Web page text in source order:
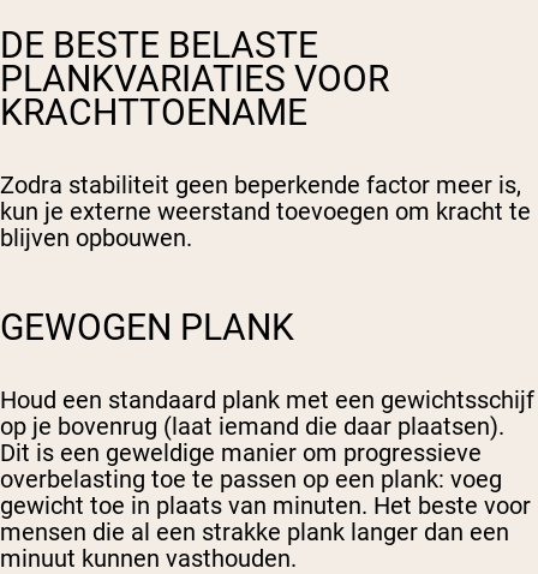
DE BESTE BELASTE
PLANKVARIATIES VOOR
KRACHTTOENAME
Zodra stabiliteit geen beperkende factor meer is,
kun je externe weerstand toevoegen om kracht te
blijven opbouwen.
GEWOGEN PLANK
Houd een standaard plank met een gewichtsschijf
op je bovenrug (laat iemand die daar plaatsen).
Dit is een geweldige manier om progressieve
overbelasting toe te passen op een plank: voeg
gewicht toe in plaats van minuten. Het beste voor
mensen die al een strakke plank langer dan een
minuut kunnen vasthouden.